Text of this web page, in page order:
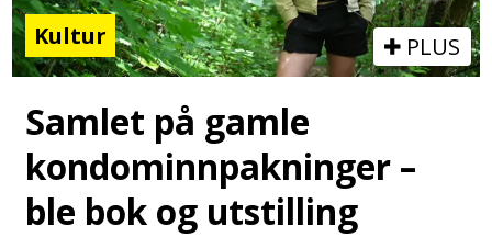
Kultur PLUS
Samlet på gamle
kondominnpakninger –
ble bok og utstilling